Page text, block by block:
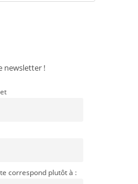
newsletter !
correspond plutôt à :